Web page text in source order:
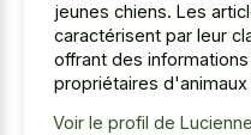
jeunes chiens. Les
caractérisent par leur
offrant des
propriétaires
Voir le profil de Lucienne